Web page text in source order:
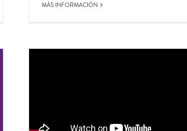
MÁS INFORMACIÓN
Jardines Maternales